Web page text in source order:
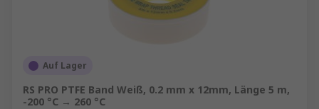
Auf Lager
RS PRO PTFE Band Weiß, 0.2 mm x 12mm, Länge 5 m,
-200 °C → 260 °C